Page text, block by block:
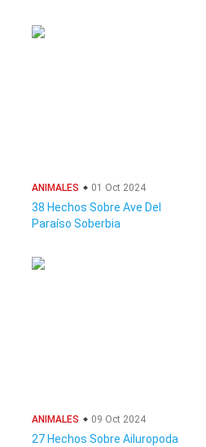
ANIMALES 01 Oct 2024
38 Hechos Sobre Ave Del
Paraíso Soberbia
ANIMALES 09 Oct 2024
27 Hechos Sobre Ailuropoda